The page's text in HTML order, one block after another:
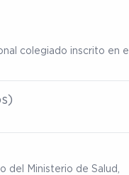
colegiado inscrito en el
Ministerio de Salud,